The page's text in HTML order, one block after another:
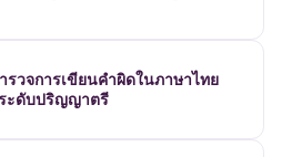
วจการเขียนคำผิดในภาษาไทย
ะดับปริญญาตรี